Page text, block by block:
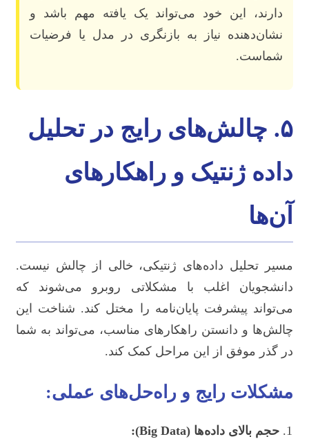
دارند، این خود می‌تواند یک یافته مهم باشد و
نشان‌دهنده نیاز به بازنگری در مدل یا فرضیات
شماست.
۵. چالش‌های رایج در تحلیل
داده ژنتیک و راهکارهای
آن‌ها
مسیر تحلیل داده‌های ژنتیکی، خالی از چالش نیست.
دانشجویان اغلب با مشکلاتی روبرو می‌شوند که
می‌تواند پیشرفت پایان‌نامه را مختل کند. شناخت این
چالش‌ها و دانستن راهکارهای مناسب، می‌تواند به شما
در گذر موفق از این مراحل کمک کند.
مشکلات رایج و راه‌حل‌های عملی:
حجم بالای داده‌ها (Big Data):